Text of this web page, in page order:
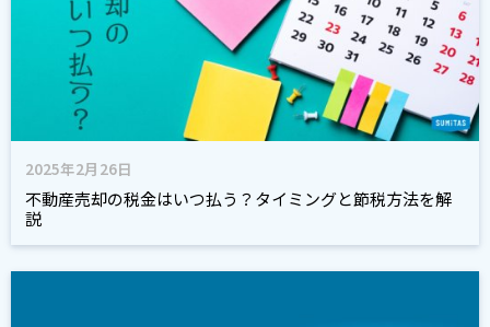
2025年2月26日
不動産売却の税金はいつ払う？タイミングと節税方法を解
説